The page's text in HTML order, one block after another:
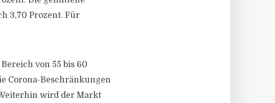
3,70 Prozent. Für
von 55 bis 60
Corona-Beschränkungen
wird der Markt